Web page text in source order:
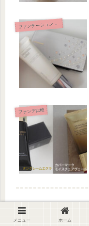
ファンデーション－まとめ
ファンデ比較
メニュー ホーム